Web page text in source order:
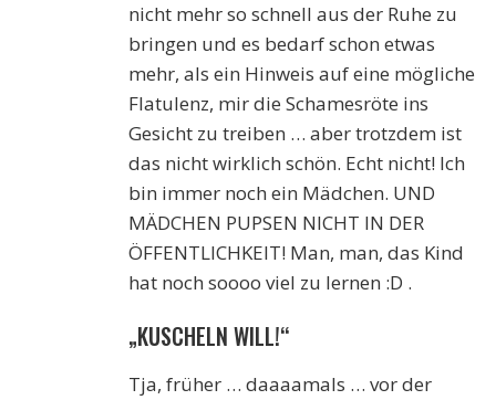
nicht mehr so schnell aus der Ruhe zu
bringen und es bedarf schon etwas
mehr, als ein Hinweis auf eine mögliche
Flatulenz, mir die Schamesröte ins
Gesicht zu treiben … aber trotzdem ist
das nicht wirklich schön. Echt nicht! Ich
bin immer noch ein Mädchen. UND
MÄDCHEN PUPSEN NICHT IN DER
ÖFFENTLICHKEIT! Man, man, das Kind
hat noch soooo viel zu lernen :D .
„KUSCHELN WILL!“
Tja, früher … daaaamals … vor der